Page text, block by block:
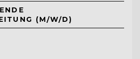
(M/W/D)